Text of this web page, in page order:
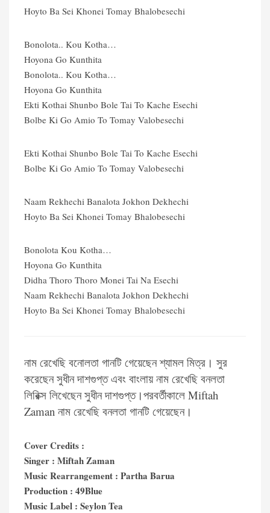
Hoyto Ba Sei Khonei Tomay Bhalobesechi
Bonolota.. Kou Kotha…
Hoyona Go Kunthita
Bonolota.. Kou Kotha…
Hoyona Go Kunthita
Ekti Kothai Shunbo Bole Tai To Kache Esechi
Bolbe Ki Go Amio To Tomay Valobesechi
Ekti Kothai Shunbo Bole Tai To Kache Esechi
Bolbe Ki Go Amio To Tomay Valobesechi
Naam Rekhechi Banalota Jokhon Dekhechi
Hoyto Ba Sei Khonei Tomay Bhalobesechi
Bonolota Kou Kotha…
Hoyona Go Kunthita
Didha Thoro Thoro Monei Tai Na Esechi
Naam Rekhechi Banalota Jokhon Dekhechi
Hoyto Ba Sei Khonei Tomay Bhalobesechi
নাম রেখেছি বনোলতা গানটি গেয়েছেন শ্যামল মিত্র। সুর
করেছেন সুধীন দাশগুপ্ত এবং বাংলায় নাম রেখেছি বনলতা
লিরিক্স লিখেছেন সুধীন দাশগুপ্ত।পরবর্তীকালে Miftah
Zaman নাম রেখেছি বনলতা গানটি গেয়েছেন।
Cover Credits :
Singer : Miftah Zaman
Music Rearrangement : Partha Barua
Production : 49Blue
Music Label : Seylon Tea